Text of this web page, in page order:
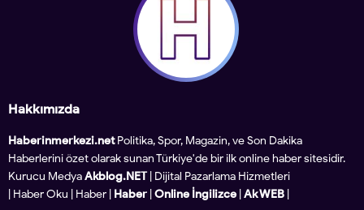
Hakkımızda
Haberinmerkezi.netPolitika, Spor, Magazin, ve Son Dakika
Haberlerini özet olarak sunan Türkiye'de bir ilk online haber sitesidir.
Kurucu MedyaAkblog.NET | Dijital Pazarlama Hizmetleri
Haber Oku Haber Haber Online İngilizce Ak WEB